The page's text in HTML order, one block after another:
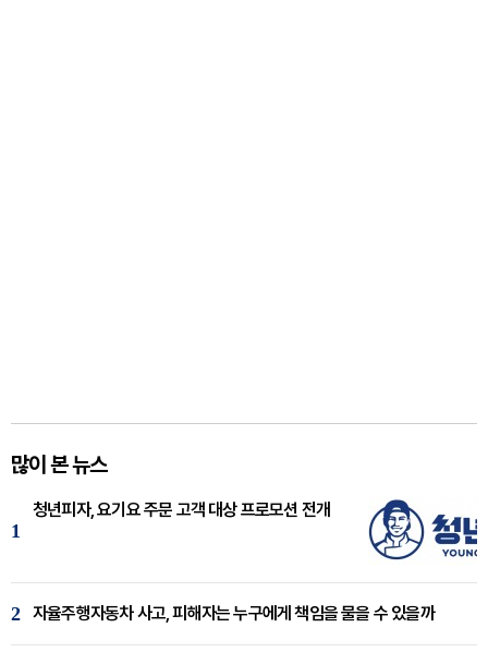
많이 본 뉴스
1
청년피자, 요기요 주문 고객 대상 프로모션 전개
2 자율주행자동차 사고, 피해자는 누구에게 책임을 물을 수 있을까